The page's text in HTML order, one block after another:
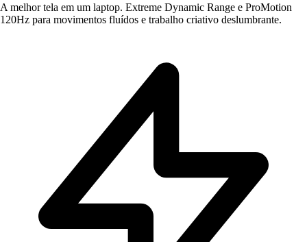
A melhor tela em um laptop. Extreme Dynamic Range e ProMotion
120Hz para movimentos fluídos e trabalho criativo deslumbrante.